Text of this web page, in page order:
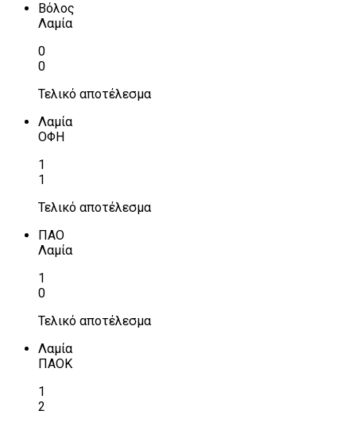
Βόλος
Λαμία
0
0
Τελικό αποτέλεσμα
Λαμία
ΟΦΗ
1
1
Τελικό αποτέλεσμα
ΠΑΟ
Λαμία
1
0
Τελικό αποτέλεσμα
Λαμία
ΠΑΟΚ
1
2